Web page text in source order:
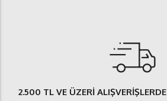
2.500 TLVE ÜZERİ ALIŞVERİŞLERDE